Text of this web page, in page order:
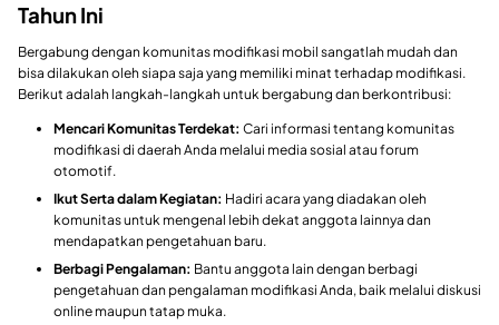
Tahun Ini
Bergabung dengan komunitas modifikasi mobil sangatlah mudah dan
bisa dilakukan oleh siapa saja yang memiliki minat terhadap modifikasi.
Berikut adalah langkah-langkah untuk bergabung dan berkontribusi:
Mencari Komunitas Terdekat: Cari informasi tentang komunitas
modifikasi di daerah Anda melalui media sosial atau forum
otomotif.
Ikut Serta dalam Kegiatan: Hadiri acara yang diadakan oleh
komunitas untuk mengenal lebih dekat anggota lainnya dan
mendapatkan pengetahuan baru.
Berbagi Pengalaman: Bantu anggota lain dengan berbagi
pengetahuan dan pengalaman modifikasi Anda, baik melalui diskusi
online maupun tatap muka.